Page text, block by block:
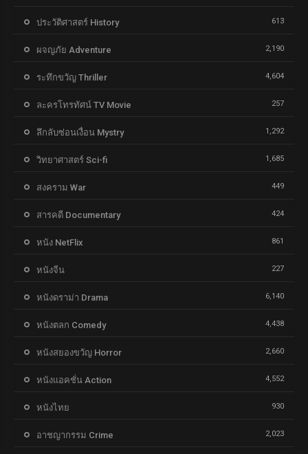
ประวัติศาสตร์ History 613
ผจญภัย Adventure 2,190
ระทึกขวัญ Thriller 4,604
ละครโทรทัศน์ TV Movie 257
ลึกลับซ่อนเงื่อน Mystry 1,292
วิทยาศาสตร์ Sci-fi 1,685
สงคราม War 449
สารคดี Documentary 424
หนัง NetFlix 861
หนังจีน 227
หนังดราม่า Drama 6,140
หนังตลก Comedy 4,438
หนังสยองขวัญ Horror 2,660
หนังแอคชั่น Action 4,552
หนังไทย 930
อาชญากรรม Crime 2,023